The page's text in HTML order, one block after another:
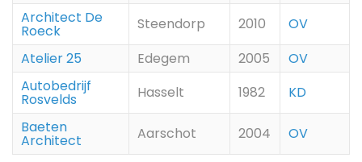
Architect De
Roeck Steendorp 2010
OV
Atelier 25
Edegem 2005
OV
Autobedrijf
Rosvelds Hasselt 1982
KD
Baeten
Architect Aarschot 2004 OV